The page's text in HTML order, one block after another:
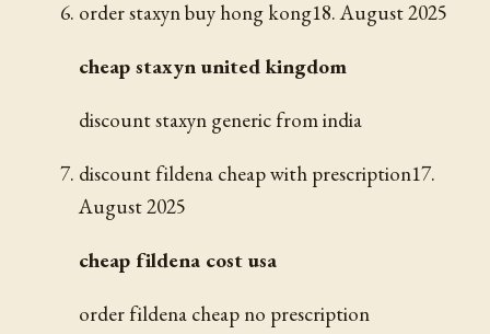
order staxyn buy hong kong18. August 2025
cheap staxyn united kingdom
discount staxyn generic from india
discount fildena cheap with prescription17.
August 2025
cheap fildena cost usa
order fildena cheap no prescription